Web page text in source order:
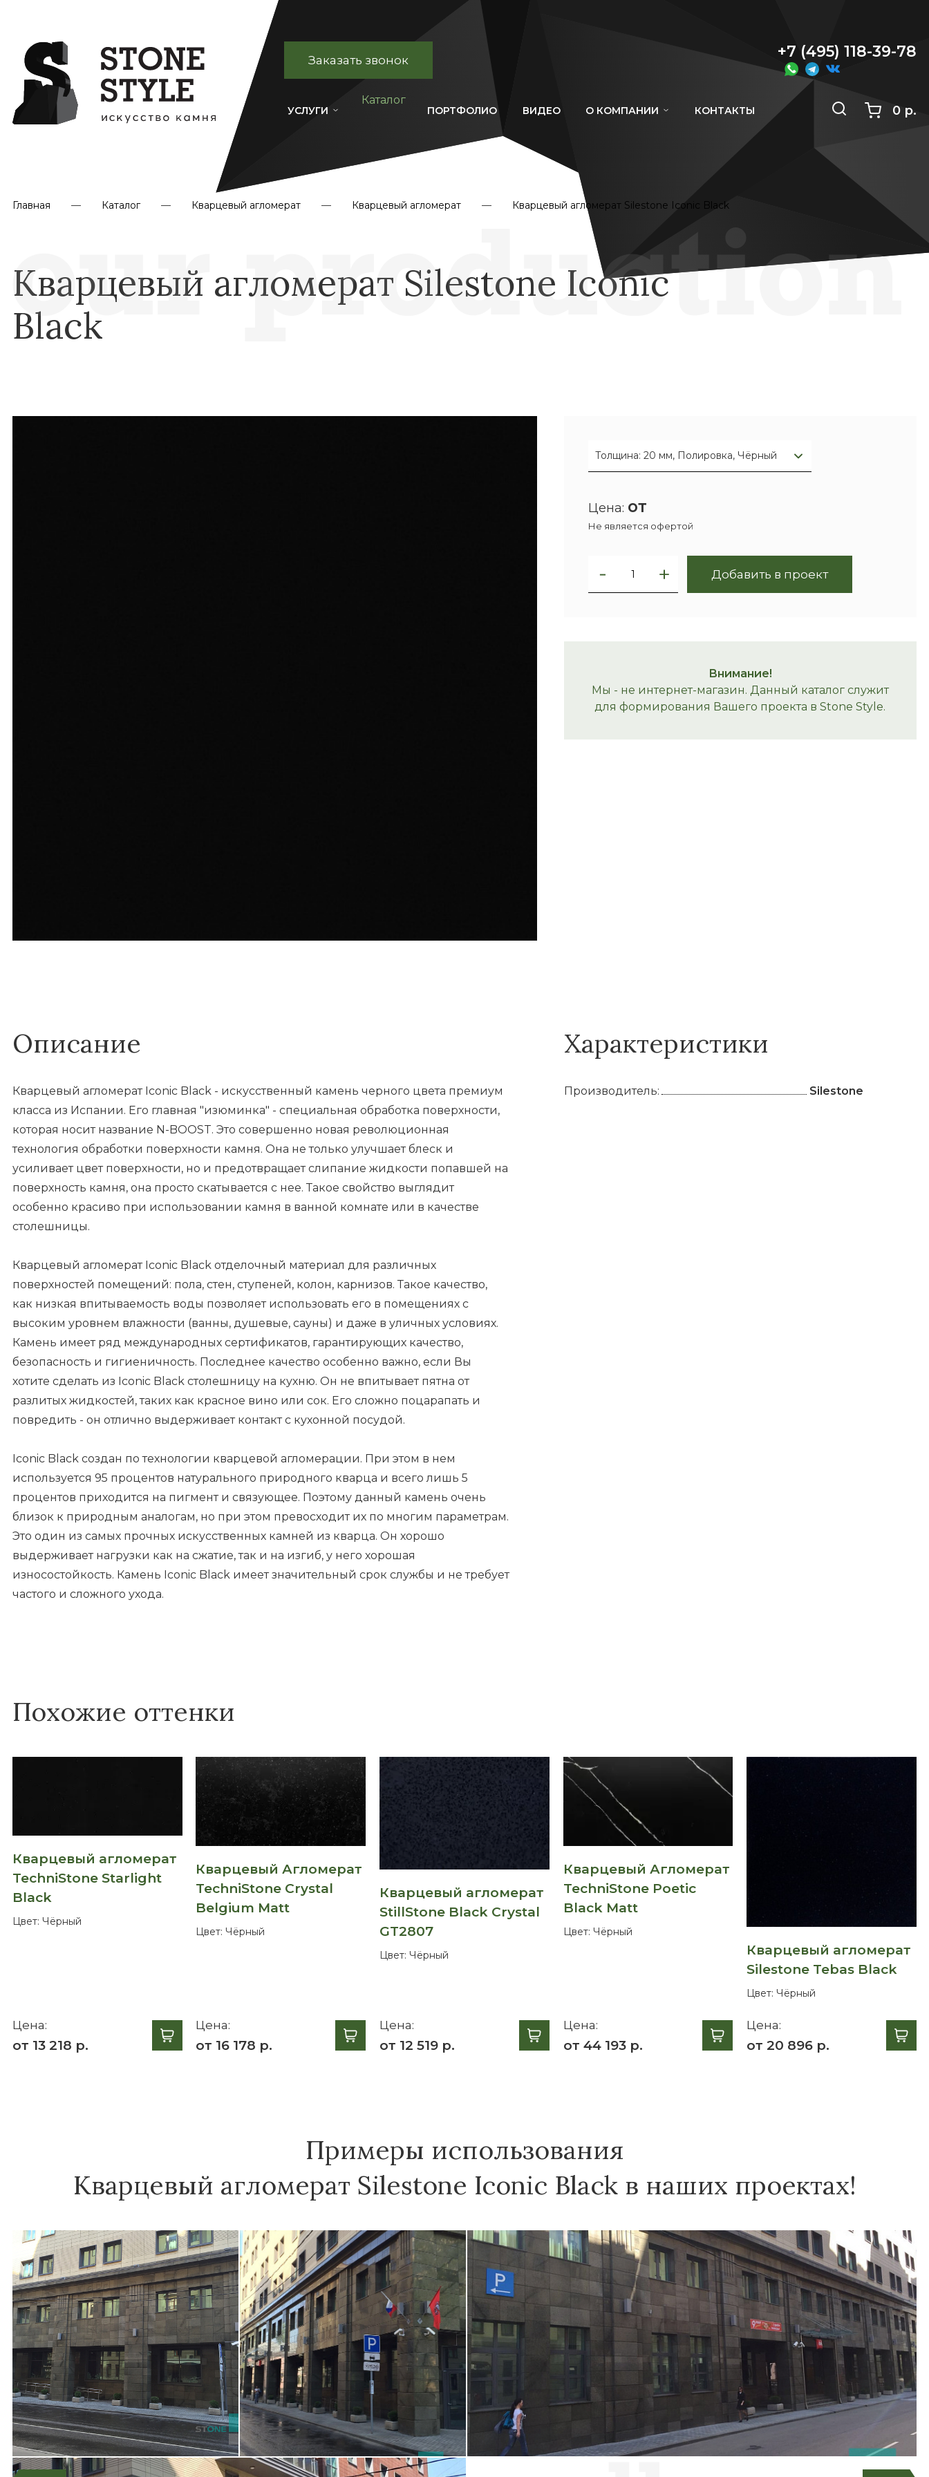
Заказать звонок +7 (495) 118-39-78
УСЛУГИ
Каталог
ПОРТФОЛИО ВИДЕО О КОМПАНИИ КОНТАКТЫ 0 р.
Главная Каталог Кварцевый агломерат Кварцевый агломерат Кварцевый агломерат Silestone Iconic Black
Кварцевый агломерат Silestone Iconic
Black
Толщина: 20 мм, Полировка, Чёрный
Цена: от
Не является офертой
Добавить в проект
Внимание!
Мы - не интернет-магазин. Данный каталог служит
для формирования Вашего проекта в Stone Style.
Описание
Кварцевый агломерат Iconic Black - искусственный камень черного цвета премиум
класса из Испании. Его главная "изюминка" - специальная обработка поверхности,
которая носит название N-BOOST. Это совершенно новая революционная
технология обработки поверхности камня. Она не только улучшает блеск и
усиливает цвет поверхности, но и предотвращает слипание жидкости попавшей на
поверхность камня, она просто скатывается с нее. Такое свойство выглядит
особенно красиво при использовании камня в ванной комнате или в качестве
столешницы.
Кварцевый агломерат Iconic Black отделочный материал для различных
поверхностей помещений: пола, стен, ступеней, колон, карнизов. Такое качество,
как низкая впитываемость воды позволяет использовать его в помещениях с
высоким уровнем влажности (ванны, душевые, сауны) и даже в уличных условиях.
Камень имеет ряд международных сертификатов, гарантирующих качество,
безопасность и гигиеничность. Последнее качество особенно важно, если Вы
хотите сделать из Iconic Black столешницу на кухню. Он не впитывает пятна от
разлитых жидкостей, таких как красное вино или сок. Его сложно поцарапать и
повредить - он отлично выдерживает контакт с кухонной посудой.
Iconic Black создан по технологии кварцевой агломерации. При этом в нем
используется 95 процентов натурального природного кварца и всего лишь 5
процентов приходится на пигмент и связующее. Поэтому данный камень очень
близок к природным аналогам, но при этом превосходит их по многим параметрам.
Это один из самых прочных искусственных камней из кварца. Он хорошо
выдерживает нагрузки как на сжатие, так и на изгиб, у него хорошая
износостойкость. Камень Iconic Black имеет значительный срок службы и не требует
частого и сложного ухода.
Характеристики
Производитель: Silestone
Похожие оттенки
Кварцевый агломерат
TechniStone Starlight
Black
Цвет: Чёрный
Цена:
от 13 218 р.
Кварцевый Агломерат
TechniStone Crystal
Belgium Matt
Цвет: Чёрный
Цена:
от 16 178 р.
Кварцевый агломерат
StillStone Black Crystal
GT2807
Цвет: Чёрный
Цена:
от 12 519 р.
Кварцевый Агломерат
TechniStone Poetic
Black Matt
Цвет: Чёрный
Цена:
от 44 193 р.
Кварцевый агломерат
Silestone Tebas Black
Цвет: Чёрный
Цена:
от 20 896 р.
Примеры использования
Кварцевый агломерат Silestone Iconic Black в наших проектах!